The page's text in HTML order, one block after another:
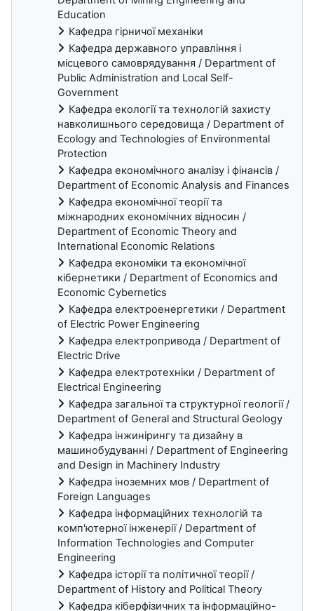
Education
Кафедра гірничої механіки
Кафедра державного управління і
місцевого самоврядування / Department of
Public Administration and Local Self-
Government
Кафедра екології та технологій захисту
навколишнього середовища / Department of
Ecology and Technologies of Environmental
Protection
Кафедра економічного аналізу і фінансів /
Department of Economic Analysis and Finances
Кафедра економічної теорії та
міжнародних економічних відносин /
Department of Economic Theory and
International Economic Relations
Кафедра економіки та економічної
кібернетики / Department of Economics and
Economic Cybernetics
Кафедра електроенергетики / Department
of Electric Power Engineering
Кафедра електропривода / Department of
Electric Drive
Кафедра електротехніки / Department of
Electrical Engineering
Кафедра загальної та структурної геології /
Department of General and Structural Geology
Кафедра інжинірингу та дизайну в
машинобудуванні / Department of Engineering
and Design in Machinery Industry
Кафедра іноземних мов / Department of
Foreign Languages
Кафедра інформаційних технологій та
комп'ютерної інженерії / Department of
Information Technologies and Computer
Engineering
Кафедра історії та політичної теорії /
Department of History and Political Theory
Кафедра кіберфізичних та інформаційно-